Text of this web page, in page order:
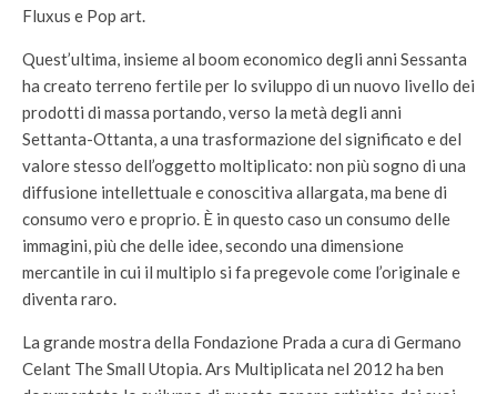
Fluxus e Pop art.
Quest’ultima, insieme al boom economico degli anni Sessanta
ha creato terreno fertile per lo sviluppo di un nuovo livello dei
prodotti di massa portando, verso la metà degli anni
Settanta-Ottanta, a una trasformazione del significato e del
valore stesso dell’oggetto moltiplicato: non più sogno di una
diffusione intellettuale e conoscitiva allargata, ma bene di
consumo vero e proprio. È in questo caso un consumo delle
immagini, più che delle idee, secondo una dimensione
mercantile in cui il multiplo si fa pregevole come l’originale e
diventa raro.
La grande mostra della Fondazione Prada a cura di Germano
Celant The Small Utopia. Ars Multiplicata nel 2012 ha ben